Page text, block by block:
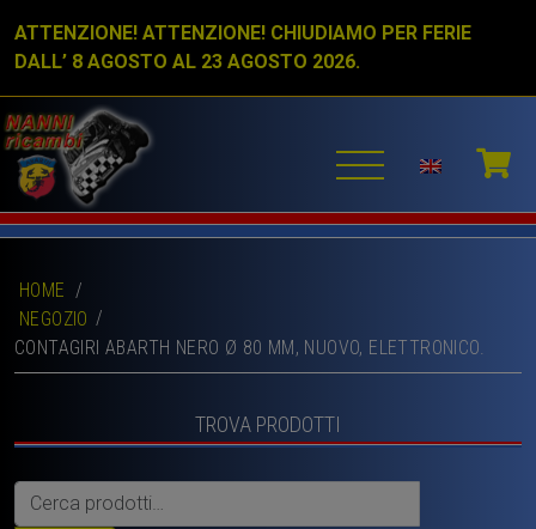
ATTENZIONE! ATTENZIONE! CHIUDIAMO PER FERIE
DALL’ 8 AGOSTO AL 23 AGOSTO 2026.
HOME /
NEGOZIO
CONTAGIRI ABARTH NERO Ø 80 MM, NUOVO, ELETTRONICO.
TROVA PRODOTTI
Cerca: